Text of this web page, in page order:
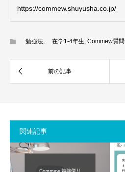
https://commew.shuyusha.co.jp/
勉強法, 在学1-4年生, Commew質
関連記事